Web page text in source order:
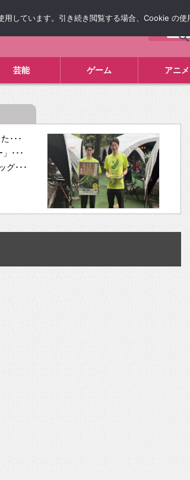
芸能 ゲーム アニメ
･･･
･･･
グ･･･
しています。引き続き閲覧する場合、Cookie の使